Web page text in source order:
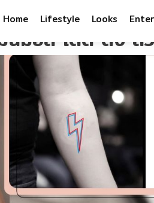
Home Lifestyle Looks
มินิมอล
นิมอล เด็ด ดัง